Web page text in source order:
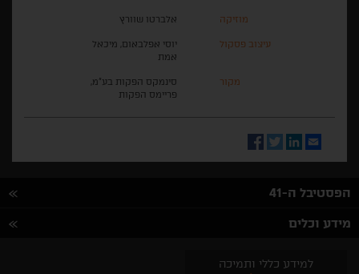
מוזיקה אלברטו שוורץ
עיצוב פסקול
יוסי אפלבאום, מיכאל
אמת
מקור
סינמקס הפקות בע"מ,
פריימס הפקות
Email
LinkedIn
Twitter
Facebook
הפסטיבל ה-41
מידע וכלים
למידע כללי ותמיכה